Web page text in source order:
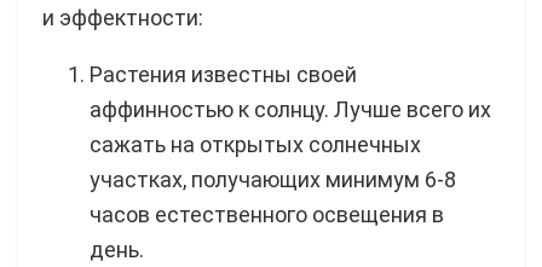
и эффектности:
Растения известны своей
аффинностью к солнцу. Лучше всего их
сажать на открытых солнечных
участках, получающих минимум 6-8
часов естественного освещения в
день.